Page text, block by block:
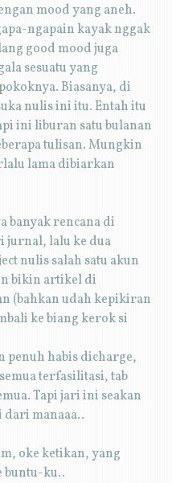
mood yang aneh.
ngapain kayak nggak
good mood juga
sesuatu yang
Biasanya, di
nulis ini itu. Entah itu
ini liburan satu bulanan
tulisan. Mungkin
lama dibiarkan
banyak rencana di
jurnal, lalu ke dua
nulis salah satu akun
bikin artikel di
(bahkan udah kepikiran
ke biang kerok si
penuh habis dicharge,
terfasilitasi, tab
Tapi jari ini seakan
dari manaaa..
oke ketikan, yang
buntu-ku..